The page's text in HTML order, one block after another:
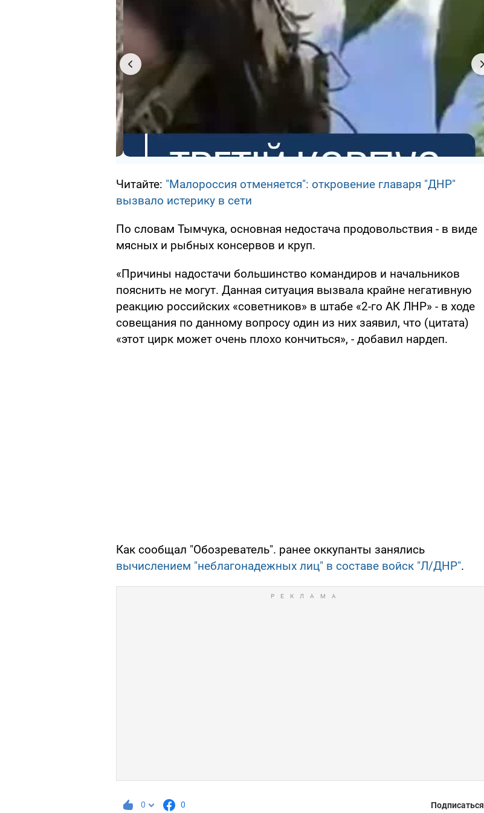
Читайте: "Малороссия отменяется": откровение главаря "ДНР"
вызвало истерику в сети
По словам Тымчука, основная недостача продовольствия - в виде
мясных и рыбных консервов и круп.
«Причины надостачи большинство командиров и начальников
пояснить не могут. Данная ситуация вызвала крайне негативную
реакцию российских «советников» в штабе «2-го АК ЛНР» - в ходе
совещания по данному вопросу один из них заявил, что (цитата)
«этот цирк может очень плохо кончиться», - добавил нардеп.
Как сообщал "Обозреватель". ранее оккупанты занялись
вычислением "неблагонадежных лиц" в составе войск "Л/ДНР".
0 0 Подписаться